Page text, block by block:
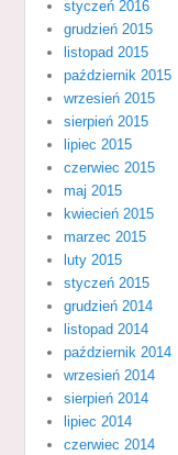
styczeń 2016
grudzień 2015
listopad 2015
październik 2015
wrzesień 2015
sierpień 2015
lipiec 2015
czerwiec 2015
maj 2015
kwiecień 2015
marzec 2015
luty 2015
styczeń 2015
grudzień 2014
listopad 2014
październik 2014
wrzesień 2014
sierpień 2014
lipiec 2014
czerwiec 2014